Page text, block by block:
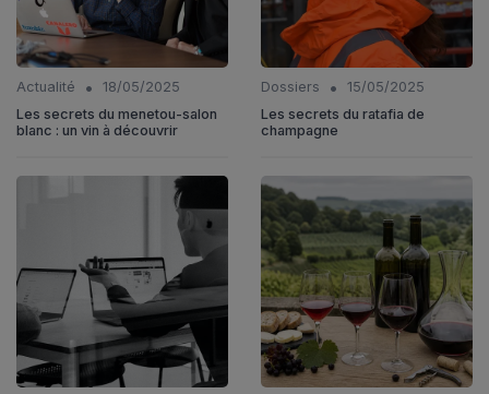
Actualité •
18/05/2025
Les secrets du menetou-salon
blanc : un vin à découvrir
Dossiers •
15/05/2025
Les secrets du ratafia de
champagne